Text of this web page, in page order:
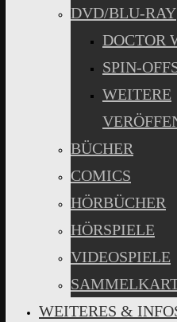
DVD/BLU-RAY
DOCTOR
SPIN-
WEITERE
BÜCHER
COMICS
HÖRBÜCHER
HÖRSPIELE
VIDEOSPIELE
WEITERES &